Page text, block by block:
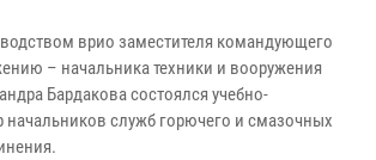
врио заместителя командующего
– начальника техники и вооружения
Бардакова состоялся учебно-
начальников служб горючего и смазочных